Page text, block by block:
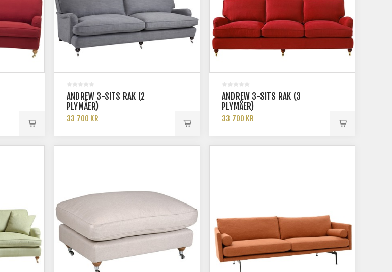
ANDREW 3-SITS RAK (2
PLYMÅER)
33 700 KR
ANDREW 3-SITS RAK (3
PLYMÅER)
33 700 KR